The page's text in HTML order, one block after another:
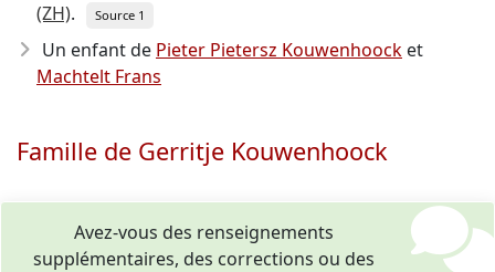
(ZH). Source 1
Un enfant de Pieter Pietersz Kouwenhoock et
Machtelt Frans
Famille de Gerritje Kouwenhoock
Avez-vous des renseignements
supplémentaires, des corrections ou des